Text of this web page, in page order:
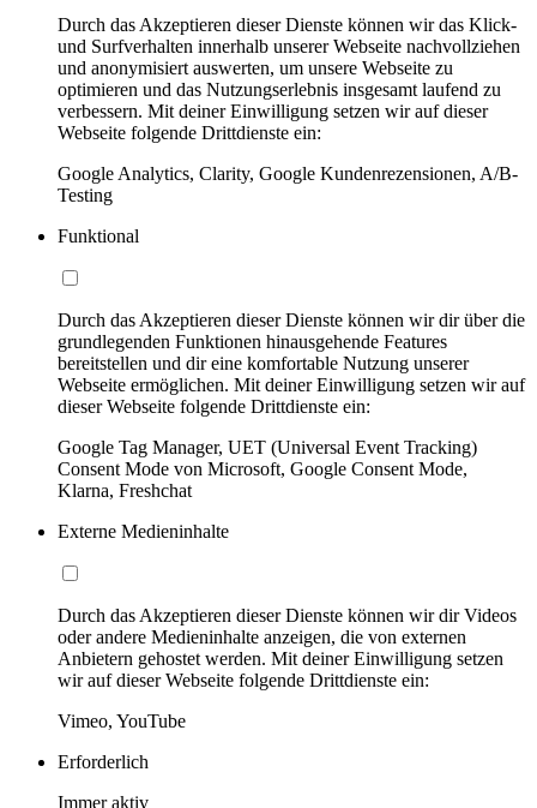
Durch das Akzeptieren dieser Dienste können wir das Klick-
und Surfverhalten innerhalb unserer Webseite nachvollziehen
und anonymisiert auswerten, um unsere Webseite zu
optimieren und das Nutzungserlebnis insgesamt laufend zu
verbessern. Mit deiner Einwilligung setzen wir auf dieser
Webseite folgende Drittdienste ein:
Google Analytics, Clarity, Google Kundenrezensionen, A/B-
Testing
Funktional
Durch das Akzeptieren dieser Dienste können wir dir über die
grundlegenden Funktionen hinausgehende Features
bereitstellen und dir eine komfortable Nutzung unserer
Webseite ermöglichen. Mit deiner Einwilligung setzen wir auf
dieser Webseite folgende Drittdienste ein:
Google Tag Manager, UET (Universal Event Tracking)
Consent Mode von Microsoft, Google Consent Mode,
Klarna, Freshchat
Externe Medieninhalte
Durch das Akzeptieren dieser Dienste können wir dir Videos
oder andere Medieninhalte anzeigen, die von externen
Anbietern gehostet werden. Mit deiner Einwilligung setzen
wir auf dieser Webseite folgende Drittdienste ein:
Vimeo, YouTube
Erforderlich
Immer aktiv